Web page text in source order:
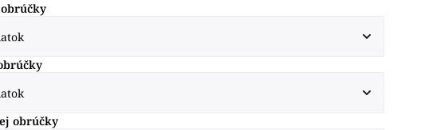
obrúčky